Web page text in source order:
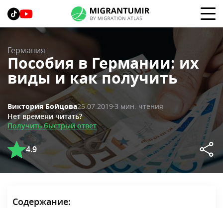
Германия
Пособия в Германии: их
виды и как получить
Виктория Бойцова25.07.20193 мин. чтения
Нет времени читать?
Получить быстрый ответ
4.9
Содержание: